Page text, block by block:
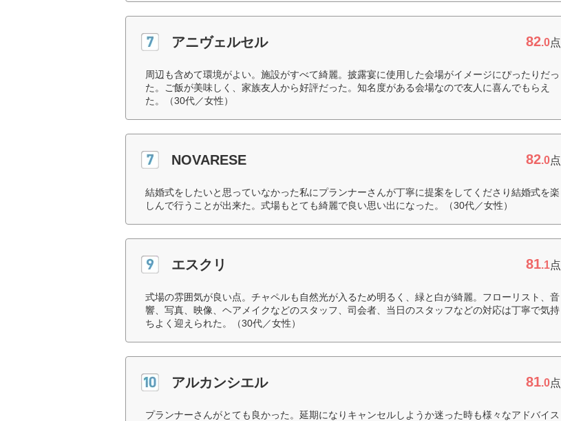
アニヴェルセル 82.0点
周辺も含めて環境がよい。施設がすべて綺麗。披露宴に使用した会場がイメージにぴったりだっ
た。ご飯が美味しく、家族友人から好評だった。知名度がある会場なので友人に喜んでもらえ
た。（30代／女性）
NOVARESE 82.0点
結婚式をしたいと思っていなかった私にプランナーさんが丁寧に提案をしてくださり結婚式を楽
しんで行うことが出来た。式場もとても綺麗で良い思い出になった。（30代／女性）
エスクリ 81.1点
式場の雰囲気が良い点。チャペルも自然光が入るため明るく、緑と白が綺麗。フローリスト、音
響、写真、映像、ヘアメイクなどのスタッフ、司会者、当日のスタッフなどの対応は丁寧で気持
ちよく迎えられた。（30代／女性）
アルカンシエル 81.0点
プランナーさんがとても良かった。延期になりキャンセルしようか迷った時も様々なアドバイス